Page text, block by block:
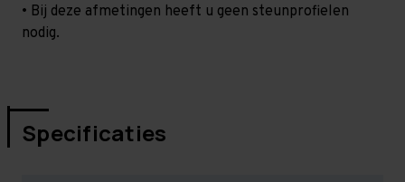
• Bij deze afmetingen heeft u geen steunprofielen
nodig.
Specificaties